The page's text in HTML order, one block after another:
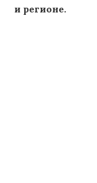
и регионе.